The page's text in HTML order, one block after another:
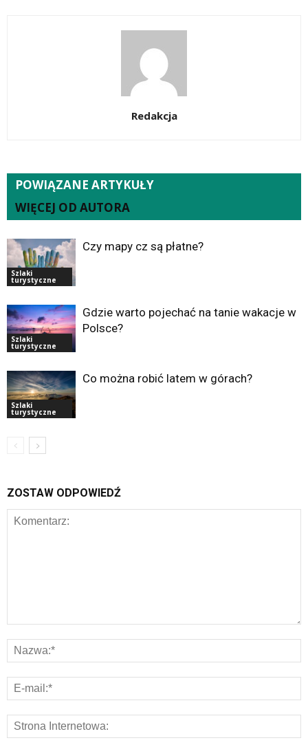
Redakcja
POWIĄZANE ARTYKUŁY
WIĘCEJ OD AUTORA
Szlaki
turystyczne
Czy mapy cz są płatne?
Szlaki
turystyczne
Gdzie warto pojechać na tanie wakacje w
Polsce?
Szlaki
turystyczne
Co można robić latem w górach?
ZOSTAW ODPOWIEDŹ